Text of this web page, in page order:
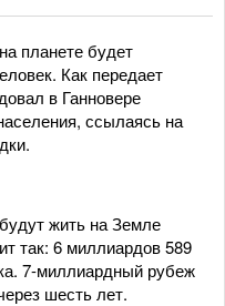
планете будет
Как передает
в Ганновере
ссылаясь на
жить на Земле
так: 6 миллиардов 589
7-миллиардный рубеж
шесть лет.